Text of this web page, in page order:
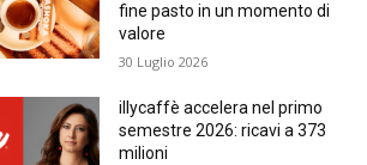
fine pasto in un momento di
valore
30 Luglio 2026
illycaffè accelera nel primo
semestre 2026: ricavi a 373
milioni